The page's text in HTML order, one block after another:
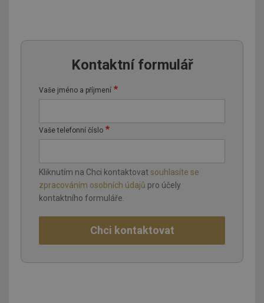
Kontaktní formulář
Vaše jméno a příjmení
Vaše telefonní číslo
Kliknutím na Chci kontaktovatsouhlasíte se
zpracováním osobních údajů pro účely
kontaktního formuláře.
Chci kontaktovat